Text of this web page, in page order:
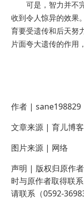
可是，智力并不完
收到令人惊异的效果
育要受遗传和后天努
片面夸大遗传的作用
作者 | sane198829
文章来源 | 育儿博客
图片来源 | 网络
声明 | 版权归原作
时与原作者取得联
请联系（0592-